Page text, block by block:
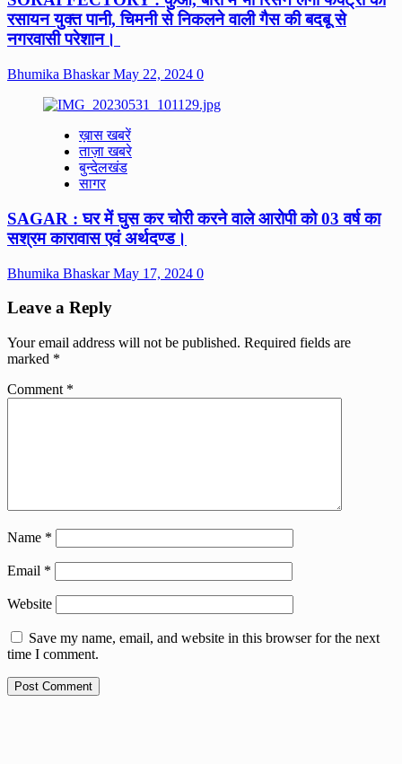
रसायन युक्त पानी, चिमनी से निकलने वाली गैस की बदबू से
नगरवासी परेशान।
Bhumika BhaskarMay 22, 2024 0
ख़ास खबरें
ताज़ा खबरे
बुन्देलखंड
सागर
SAGAR : घर में घुस कर चोरी करने वाले आरोपी को 03 वर्ष का
सश्रम कारावास एवं अर्थदण्ड।
Bhumika BhaskarMay 17, 2024 0
Leave a Reply
Your email address will not be published. Required fields are
marked *
Comment *
Name *
Email *
Website
Save my name, email, and website in this browser for the next
time I comment.